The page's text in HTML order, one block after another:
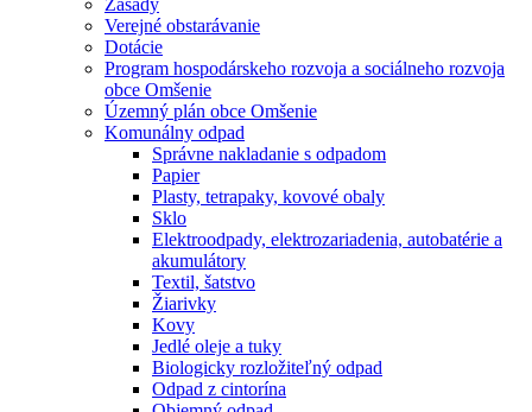
Zásady
Verejné obstarávanie
Dotácie
Program hospodárskeho rozvoja a sociálneho rozvoja
obce Omšenie
Územný plán obce Omšenie
Komunálny odpad
Správne nakladanie s odpadom
Papier
Plasty, tetrapaky, kovové obaly
Sklo
Elektroodpady, elektrozariadenia, autobatérie a
akumulátory
Textil, šatstvo
Žiarivky
Kovy
Jedlé oleje a tuky
Biologicky rozložiteľný odpad
Odpad z cintorína